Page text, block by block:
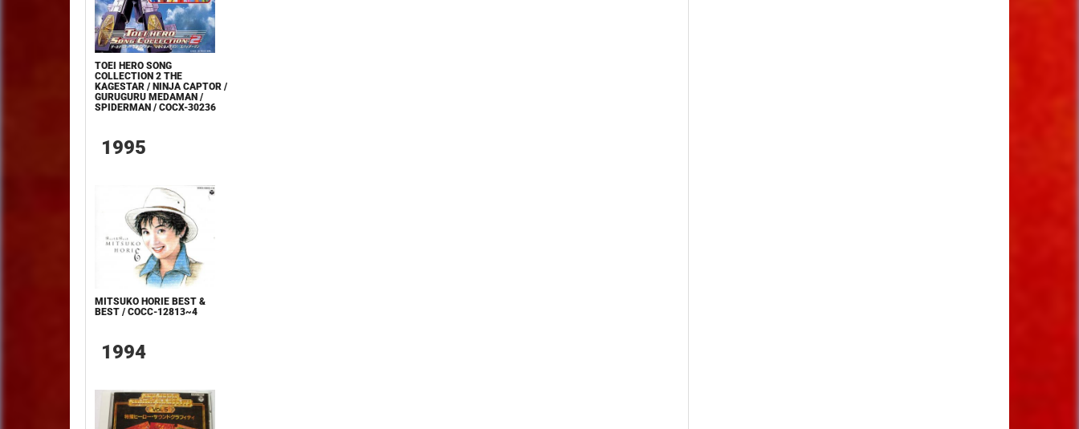
TOEI HERO SONG
COLLECTION 2 THE
KAGESTAR / NINJA CAPTOR /
GURUGURU MEDAMAN /
SPIDERMAN / COCX-30236
1995
MITSUKO HORIE BEST &
BEST / COCC-12813~4
1994